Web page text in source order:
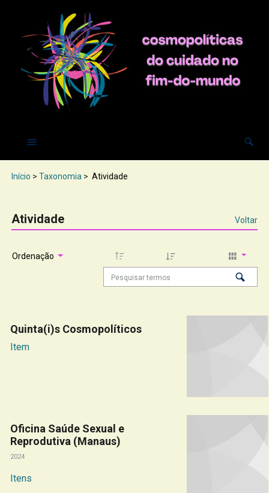
Início > Taxonomia > Atividade
Atividade Voltar
Ordenação
Quinta(i)s Cosmopolíticos
Item
Oficina Saúde Sexual e
Reprodutiva (Manaus)
2024
Itens